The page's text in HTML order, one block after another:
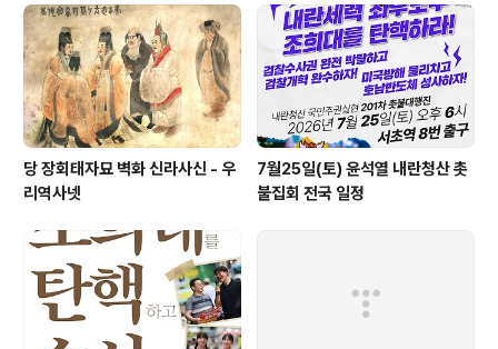
당 장회태자묘 벽화 신라사신 - 우
리역사넷
7월25일(토) 윤석열 내란청산 촛
불집회 전국 일정